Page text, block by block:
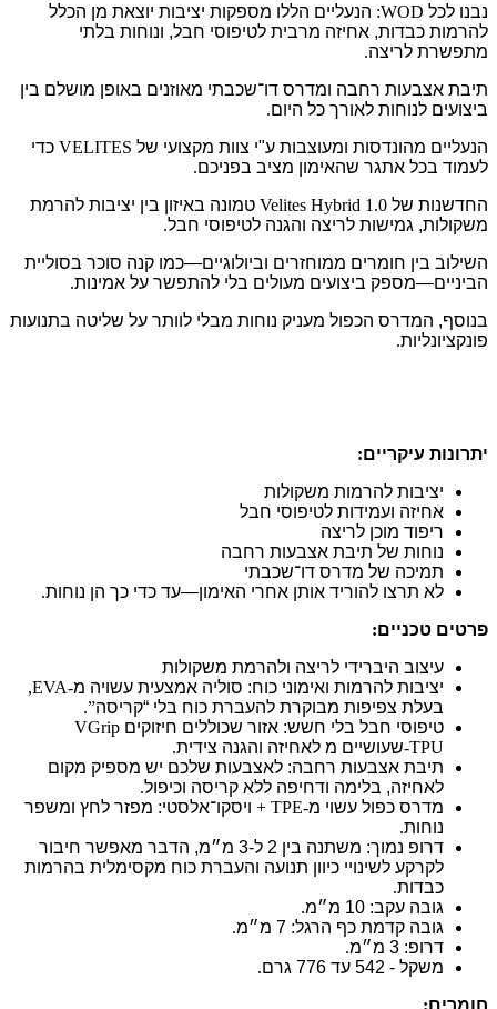
נבנו לכל
הנעליים הללו מספקות יציבות יוצאת מן הכלל
להרמות כבדות, אחיזה מרבית לטיפוסי חבל, ונוחות בלתי
מתפשרת לריצה.
תיבת אצבעות רחבה ומדרס דו־שכבתי מאוזנים באופן מושלם בין
ביצועים לנוחות לאורך כל היום.
הנעליים מהונדסות ומעוצבות ע"י צוות מקצועי של
כדי
לעמוד בכל אתגר שהאימון מציב בפניכם.
החדשנות של
טמונה באיזון בין יציבות להרמת
משקולות, גמישות לריצה והגנה לטיפוסי חבל.
השילוב בין חומרים ממוחזרים וביולוגיים—כמו קנה סוכר בסוליית
הביניים—מספק ביצועים מעולים בלי להתפשר על אמינות.
בנוסף, המדרס הכפול מעניק נוחות מבלי לוותר על שליטה בתנועות
פונקציונליות.
יתרונות עיקריים:
יציבות להרמות משקולות
אחיזה ועמידות לטיפוסי חבל
ריפוד מוכן לריצה
נוחות של תיבת אצבעות רחבה
תמיכה של מדרס דו־שכבתי
לא תרצו להוריד אותן אחרי האימון—עד כדי כך הן נוחות.
פרטים טכניים:
עיצוב היברידי לריצה ולהרמת משקולות
יציבות להרמות ואימוני כוח: סוליה אמצעית עשויה מ-EVA,
בעלת צפיפות מבוקרת להעברת כוח בלי “קריסה”.
טיפוסי חבל בלי חשש: אזור שכוללים חיזוקים
שעושיים מ-TPU לאחיזה והגנה צידית.
תיבת אצבעות רחבה: לאצבעות שלכם יש מספיק מקום
לאחיזה, בלימה ודחיפה ללא קריסה וכיפול.
מדרס כפול עשוי מ-TPE +
ויסקו־אלסטי: מפזר לחץ ומשפר
נוחות.
דרופ נמוך: משתנה בין 2 ל-3 מ״מ, הדבר מאפשר חיבור
לקרקע לשינויי כיוון תנועה והעברת כוח מקסימלית בהרמות
כבדות.
גובה עקב: 10 מ״מ
.
גובה קדמת כף הרגל: 7 מ״מ
.
דרופ: 3 מ״מ
.
משקל - 542 עד 776 גרם
.
חומרים: